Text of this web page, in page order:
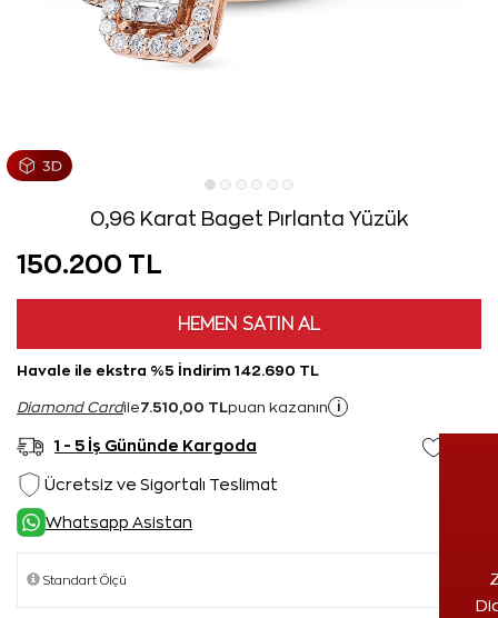
0,96 Karat Baget Pırlanta Yüzük
150.200 TL
HEMEN SATIN AL
Havale ile ekstra %5 İndirim 142.690 TL
Diamond Cardile7.510,00 TL puan kazanın i
1 - 5 İş Gününde Kargoda
Ücretsiz ve Sigortalı Teslimat
Whatsapp Asistan